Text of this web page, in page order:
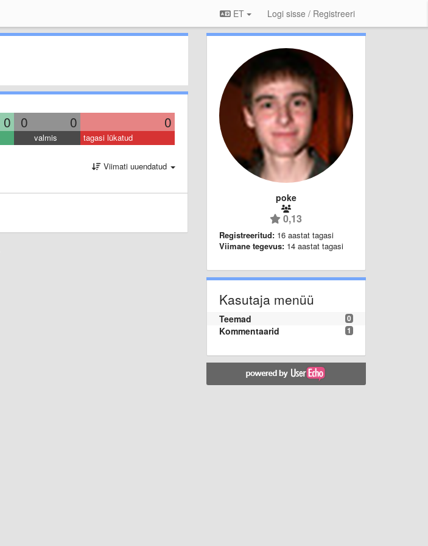
ET Logi sisse / Registreeri
0 0 0 0
valmis tagasi lükatud
Viimati uuendatud
poke
0,13
Registreeritud: 16 aastat tagasi
Viimane tegevus: 14 aastat tagasi
Kasutaja menüü
0
Teemad
1
Kommentaarid